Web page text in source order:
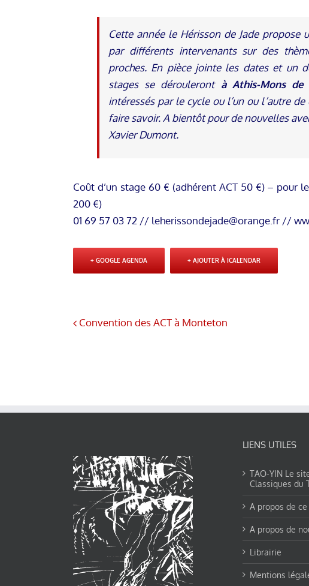
Cette année le Hérisson de Jade propose
par différents intervenants sur des
proches. En pièce jointe les dates et un
stages se dérouleront à Athis-Mons de
intéressés par le cycle ou l’un ou l’autre
faire savoir. A bientôt pour de nouvelles
Xavier Dumont.
Coût d’un stage 60 € (adhérent ACT 50 €) – pour
200 €)
01 69 57 03 72 // leherissondejade@orange.fr //
+ GOOGLE AGENDA + AJOUTER À ICALENDAR
Convention des ACT à Monteton
LIENS UTILES
TAO-YIN Le
Classiques du
A propos de
A propos de
Librairie
Mentions